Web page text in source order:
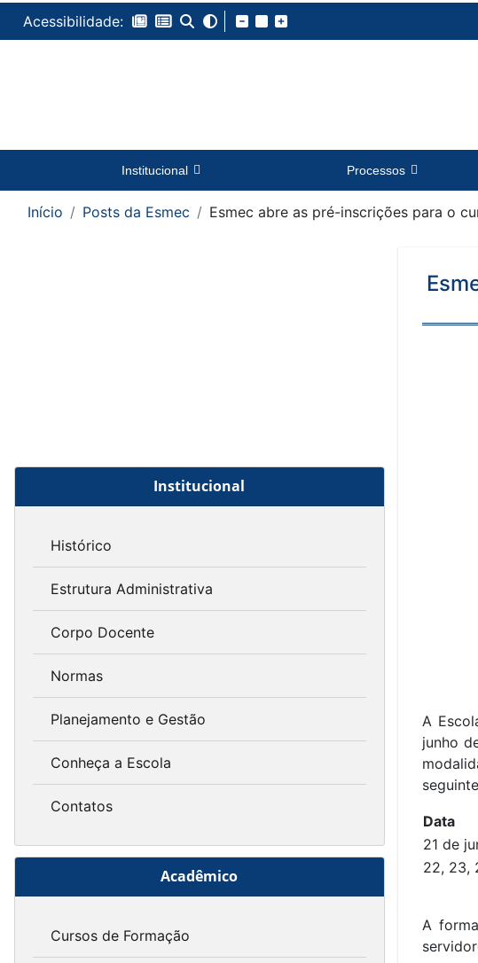
Acessibilidade:
Institucional Processos
Início Posts da Esmec Esmec abre as pré-inscrições para o
Institucional
Histórico
Estrutura Administrativa
Corpo Docente
Normas
Planejamento e Gestão
Conheça a Escola
Contatos
Acadêmico
Cursos de Formação
A
junho
Data
21 de
22, 23,
A